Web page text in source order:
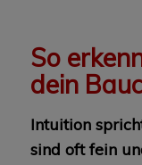
So
dein
Intuition
sind oft fein